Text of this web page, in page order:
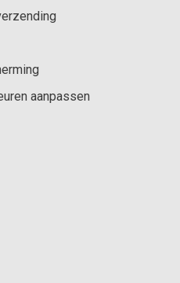
aanpassen